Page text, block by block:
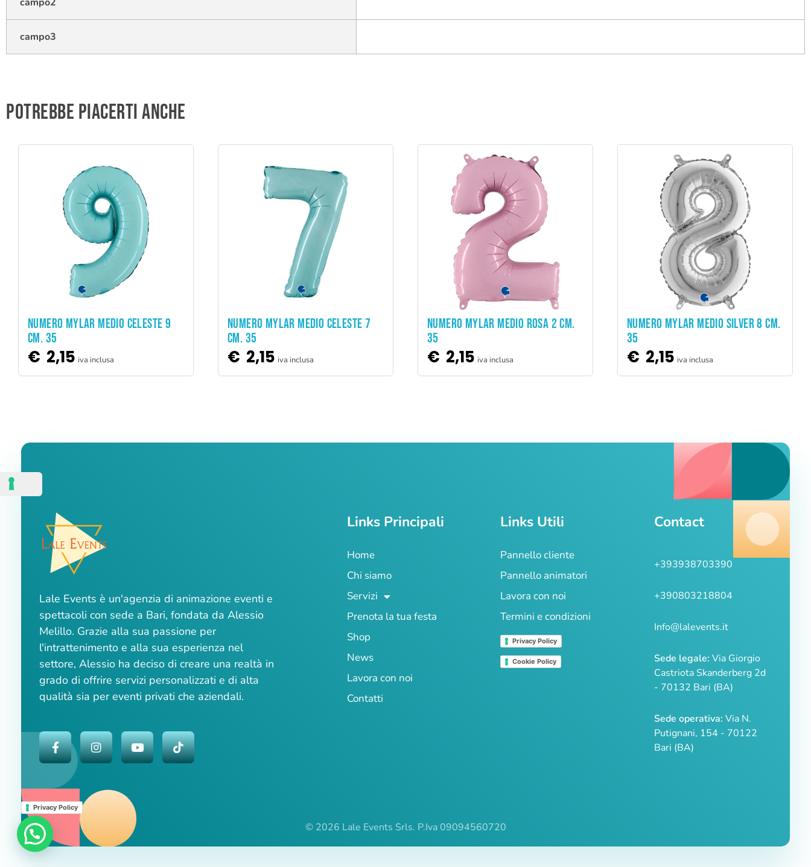
campo3
Potrebbe piacerti anche
ADD TO CART
NUMERO MYLAR MEDIO CELESTE 9
CM. 35
€ 2,15 iva inclusa
ADD TO CART
NUMERO MYLAR MEDIO CELESTE 7
CM. 35
€ 2,15 iva inclusa
ADD TO CART
NUMERO MYLAR MEDIO ROSA 2 CM.
35
€ 2,15 iva inclusa
ADD TO CART
NUMERO MYLAR MEDIO SILVER 8 CM.
35
€ 2,15 iva inclusa
Lale Events è un'agenzia di animazione eventi e
spettacoli con sede a Bari, fondata da Alessio
Melillo. Grazie alla sua passione per
l'intrattenimento e alla sua esperienza nel
settore, Alessio ha deciso di creare una realtà in
grado di offrire servizi personalizzati e di alta
qualità sia per eventi privati che aziendali.
Links Principali
Home
Chi siamo
Servizi
Prenota la tua festa
Shop
News
Lavora con noi
Contatti
Links Utili
Pannello cliente
Pannello animatori
Lavora con noi
Termini e condizioni
Privacy Policy
Cookie Policy
Contact
+393938703390
+390803218804
Info@lalevents.it
Sede legale: Via Giorgio
Castriota Skanderberg 2d
- 70132 Bari (BA)
Sede operativa: Via N.
Putignani, 154 - 70122
Bari (BA)
Privacy Policy
© 2026 Lale Events Srls. P.Iva 09094560720